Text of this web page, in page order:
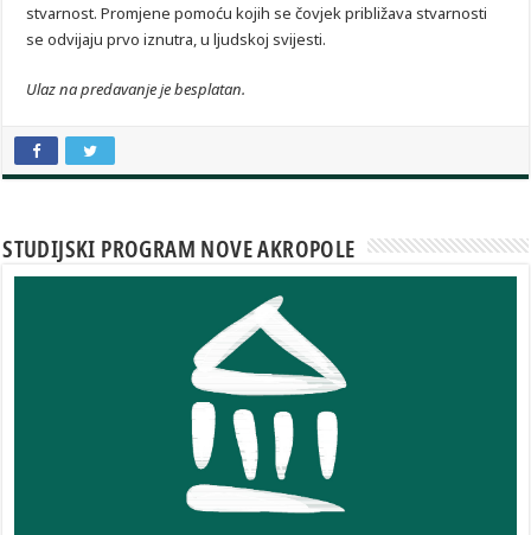
stvarnost. Promjene pomoću kojih se čovjek približava stvarnosti
se odvijaju prvo iznutra, u ljudskoj svijesti.
Ulaz na predavanje je besplatan.
STUDIJSKI PROGRAM NOVE AKROPOLE